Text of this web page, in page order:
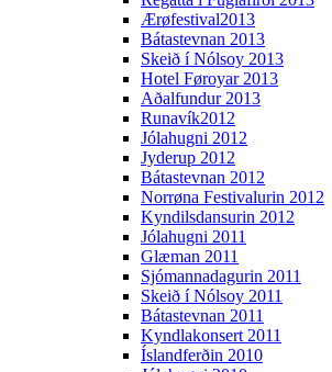
Ærøfestival2013
Bátastevnan 2013
Skeið í Nólsoy 2013
Hotel Føroyar 2013
Aðalfundur 2013
Runavík2012
Jólahugni 2012
Jyderup 2012
Bátastevnan 2012
Norrøna Festivalurin 2012
Kyndilsdansurin 2012
Jólahugni 2011
Glæman 2011
Sjómannadagurin 2011
Skeið í Nólsoy 2011
Bátastevnan 2011
Kyndlakonsert 2011
Íslandferðin 2010